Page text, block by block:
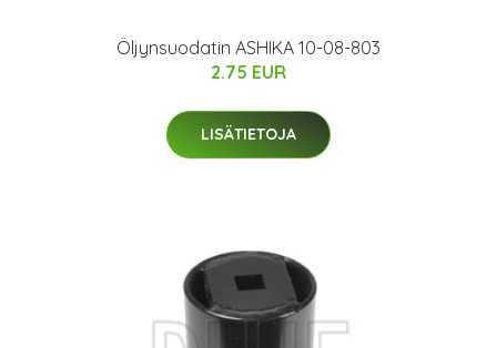
Öljynsuodatin ASHIKA 10-08-803
2.75 EUR
LISÄTIETOJA